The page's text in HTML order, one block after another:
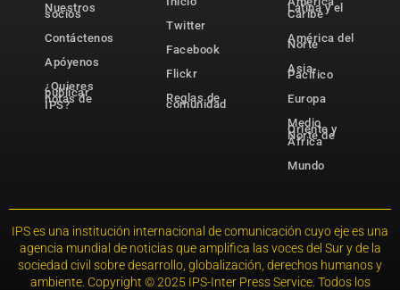
Nuestros
socios
Contáctenos
Apóyenos
¿Quieres
publicar
notas de
IPS?
Twitter
Facebook
Flickr
Reglas de
comunidad
Latina y el
Caribe
América del
Norte
Asia-
Pacífico
Europa
Medio
Oriente y
Norte de
África
Mundo
IPS es una institución internacional de comunicación cuyo eje es una
agencia mundial de noticias que amplifica las voces del Sur y de la
sociedad civil sobre desarrollo, globalización, derechos humanos y
ambiente. Copyright © 2025 IPS-Inter Press Service. Todos los